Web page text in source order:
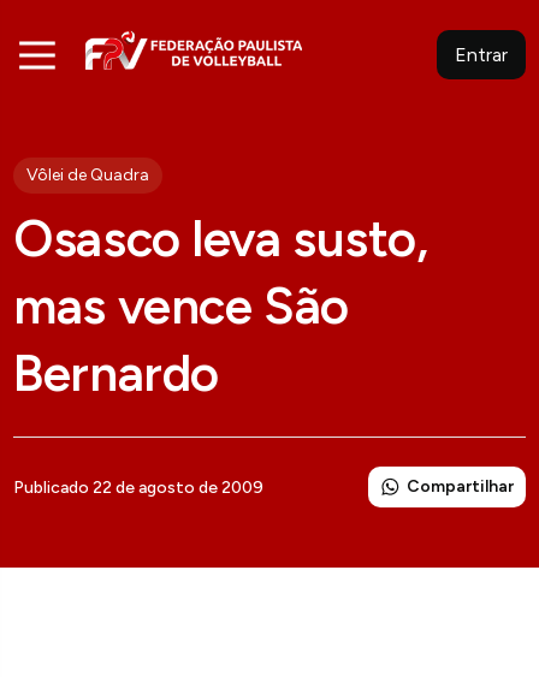
Entrar
Vôlei de Quadra
Osasco leva susto,
mas vence São
Bernardo
Publicado 22 de agosto de 2009 Compartilhar